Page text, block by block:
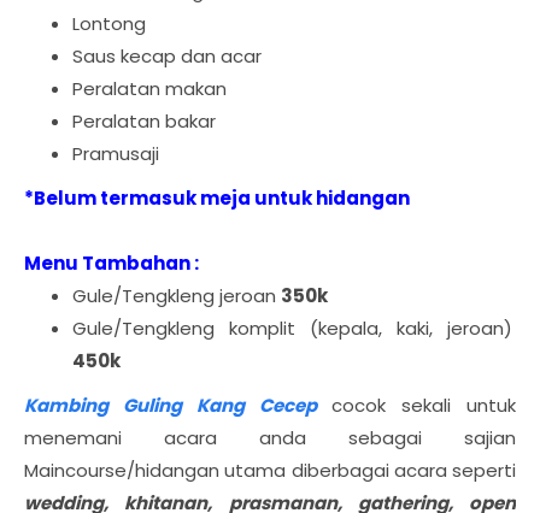
Lontong
Saus kecap dan acar
Peralatan makan
Peralatan bakar
Pramusaji
*Belum termasuk meja untuk hidangan
Menu Tambahan :
Gule/Tengkleng jeroan 350k
Gule/Tengkleng komplit (kepala, kaki, jeroan)
450k
Kambing Guling Kang Cecep cocok sekali untuk
menemani acara anda sebagai sajian
Maincourse/hidangan utama diberbagai acara seperti
wedding, khitanan, prasmanan, gathering, open